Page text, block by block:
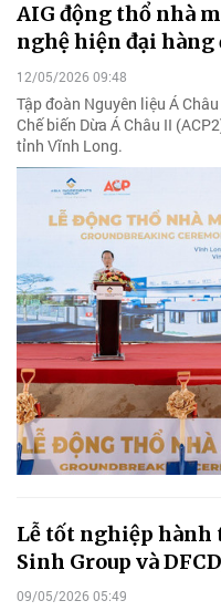
AIG động thổ nhà
nghệ hiện đại hàng
12/05/2026 09:48
Tập đoàn Nguyên liệu Á
Chế biến Dừa Á Châu II
tỉnh Vĩnh Long.
Lễ tốt nghiệp hành
Sinh Group và
09/05/2026 05:49